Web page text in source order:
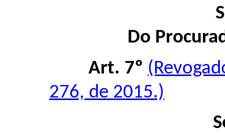
Do
Art. 7º
276, de 2015.)